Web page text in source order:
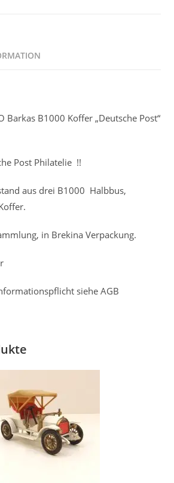
Barkas B1000 Koffer „Deutsche Post“
Post Philatelie !!
aus drei B1000 Halbbus,
in Brekina Verpackung.
siehe AGB